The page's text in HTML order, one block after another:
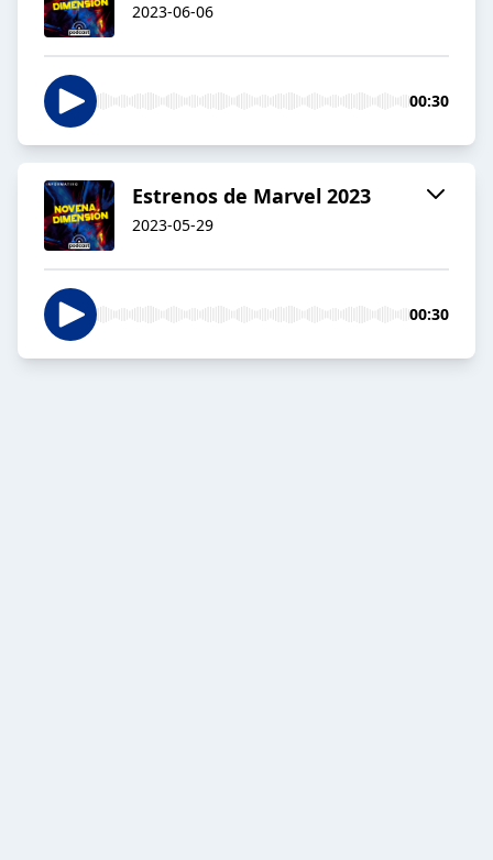
2023-06-06
00:30
Estrenos de Marvel 2023
2023-05-29
00:30